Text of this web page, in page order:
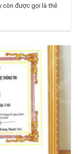
còn được gọi là thẻ